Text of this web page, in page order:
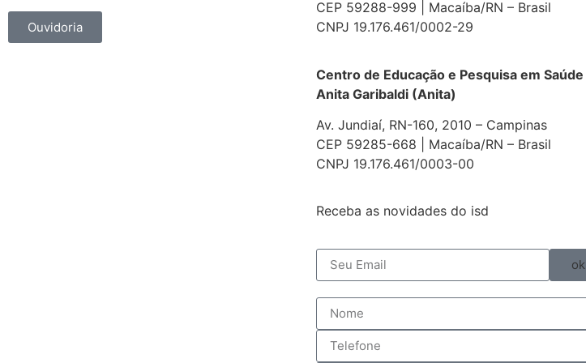
Ouvidoria
CEP 59288-999 | Macaíba/RN – Brasil
CNPJ 19.176.461/0002-29
Centro de Educação e Pesquisa em Saúde
Anita Garibaldi (Anita)
Av. Jundiaí, RN-160, 2010 – Campinas
CEP 59285-668 | Macaíba/RN – Brasil
CNPJ 19.176.461/0003-00
Receba as novidades do isd
ok